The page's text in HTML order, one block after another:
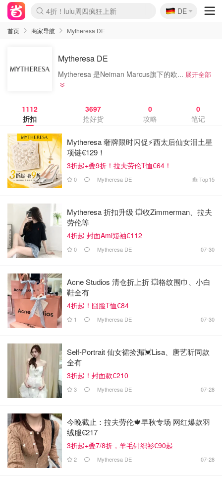
Boticinal 夏促开抢！
4折！lulu周四疯狂上新
还没结束！&OtherStories大促
Joybuy变相75折 随时失效
速领！Stanley独家85折
疑似霸哥！Camper额外叠85折
Zalando 奥莱闪促！每日更新
Moncler反季囤！5折起+叠9折
Coach Brooklyn仅€192
🇩🇪
DE
首页 商家导航 Mytheresa DE
Mytheresa DE
Mytheresa 是Neiman Marcus旗下的欧... 展开全部
1112
折扣
3697
抢好货
0
攻略
0
笔记
Mytheresa 奢牌限时闪促⚡️西太后仙女泪土星
项链€129！
3折起+叠9折！拉夫劳伦T恤€64！
0 Mytheresa DE Top15
Mytheresa 折扣升级 💥收Zimmerman、拉夫
劳伦等
4折起 封面Ami短袖€112
0 Mytheresa DE 07-30
Acne Studios 清仓折上折 💥格纹围巾、小白
鞋全有
4折起！囧脸T恤€84
1 Mytheresa DE 07-30
Self-Portrait 仙女裙捡漏💓Lisa、唐艺昕同款
全有
3折起！封面款€210
3 Mytheresa DE 07-28
今晚截止：拉夫劳伦🍁早秋专场 网红爆款羽
绒服€217
3折起+叠7/8折，羊毛针织衫€90起
2 Mytheresa DE 07-28